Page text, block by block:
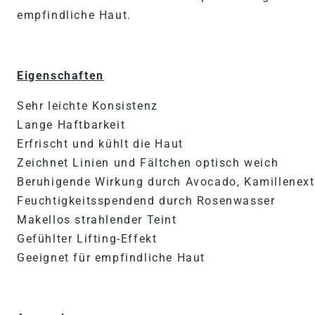
empfindliche Haut.
Eigenschaften
Sehr leichte Konsistenz
Lange Haftbarkeit
Erfrischt und kühlt die Haut
Zeichnet Linien und Fältchen optisch weich
Beruhigende Wirkung durch Avocado,
Feuchtigkeitsspendend durch Rosenwasser
Makellos strahlender Teint
Gefühlter Lifting-Effekt
Geeignet für empfindliche Haut